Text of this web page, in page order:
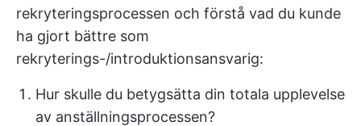
rekryteringsprocessen och förstå vad du kunde
ha gjort bättre som
rekryterings-/introduktionsansvarig:
Hur skulle du betygsätta din totala upplevelse
av anställningsprocessen?